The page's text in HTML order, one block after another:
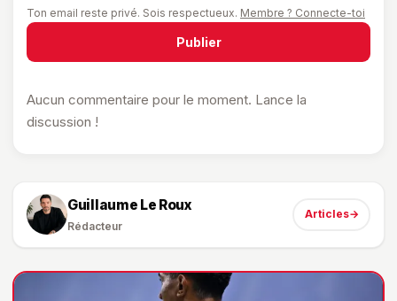
Ton email reste privé. Sois respectueux. Membre ? Connecte-toi
Publier
Aucun commentaire pour le moment. Lance la
discussion !
Guillaume Le Roux
Rédacteur
Articles→